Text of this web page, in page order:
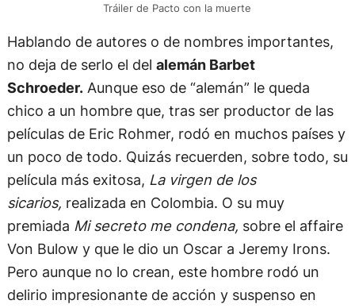
Tráiler de Pacto con la muerte
Hablando de autores o de nombres importantes,
no deja de serlo el del alemán Barbet
Schroeder.Aunque eso de “alemán” le queda
chico a un hombre que, tras ser productor de las
películas de Eric Rohmer, rodó en muchos países y
un poco de todo. Quizás recuerden, sobre todo, su
película más exitosa, La virgen de los
sicarios, realizada en Colombia. O su muy
premiada Mi secreto me condena, sobre el affaire
Von Bulow y que le dio un Oscar a Jeremy Irons.
Pero aunque no lo crean, este hombre rodó un
delirio impresionante de acción y suspenso en